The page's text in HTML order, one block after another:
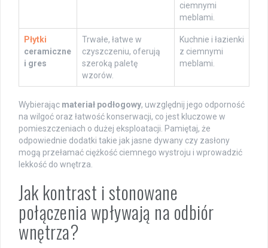
ciemnymi
meblami.
Płytki
ceramiczne
i gres
Trwałe, łatwe w
czyszczeniu, oferują
szeroką paletę
wzorów.
Kuchnie i łazienki
z ciemnymi
meblami.
Wybierając materiał podłogowy, uwzględnij jego odporność
na wilgoć oraz łatwość konserwacji, co jest kluczowe w
pomieszczeniach o dużej eksploatacji. Pamiętaj, że
odpowiednie dodatki takie jak jasne dywany czy zasłony
mogą przełamać ciężkość ciemnego wystroju i wprowadzić
lekkość do wnętrza.
Jak kontrast i stonowane
połączenia wpływają na odbiór
wnętrza?